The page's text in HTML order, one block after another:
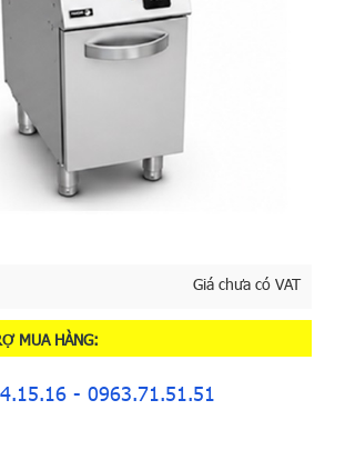
Giá chưa có VAT
MUA HÀNG:
- 0963.71.51.51